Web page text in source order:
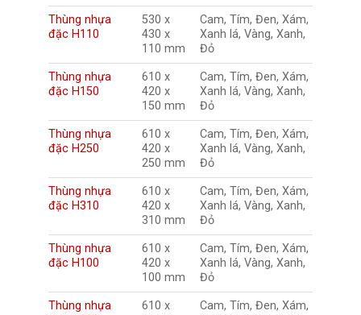
Thùng nhựa
đặc H110
530 x
430 x
110 mm
Cam, Tím, Đen, Xám,
Xanh lá, Vàng, Xanh,
Đỏ
Thùng nhựa
đặc H150
610 x
420 x
150 mm
Cam, Tím, Đen, Xám,
Xanh lá, Vàng, Xanh,
Đỏ
Thùng nhựa
đặc H250
610 x
420 x
250 mm
Cam, Tím, Đen, Xám,
Xanh lá, Vàng, Xanh,
Đỏ
Thùng nhựa
đặc H310
610 x
420 x
310 mm
Cam, Tím, Đen, Xám,
Xanh lá, Vàng, Xanh,
Đỏ
Thùng nhựa
đặc H100
610 x
420 x
100 mm
Cam, Tím, Đen, Xám,
Xanh lá, Vàng, Xanh,
Đỏ
Thùng nhựa
610 x
Cam, Tím, Đen, Xám,